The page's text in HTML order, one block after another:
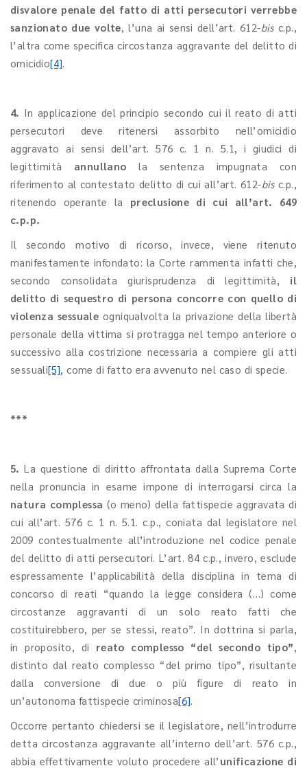
disvalore penale del fatto di atti persecutori verrebbe
sanzionato due volte, l’una ai sensi dell’art. 612-bisc.p.,
l’altra come specifica circostanza aggravante del delitto di
omicidio[4].
4. In applicazione del principio secondo cui il reato di atti
persecutori deve ritenersi assorbito nell’omicidio
aggravato ai sensi dell’art. 576 c. 1 n. 5.1, i giudici di
legittimità annullano la sentenza impugnata con
riferimento al contestato delitto di cui all’art. 612-bisc.p.,
ritenendo operante la preclusione di cui all’art. 649
c.p.p.
Il secondo motivo di ricorso, invece, viene ritenuto
manifestamente infondato: la Corte rammenta infatti che,
secondo consolidata giurisprudenza di legittimità, il
delitto di sequestro di persona concorre con quello di
violenza sessuale ogniqualvolta la privazione della libertà
personale della vittima si protragga nel tempo anteriore o
successivo alla costrizione necessaria a compiere gli atti
sessuali[5], come di fatto era avvenuto nel caso di specie.
***
5. La questione di diritto affrontata dalla Suprema Corte
nella pronuncia in esame impone di interrogarsi circa la
natura complessa (o meno) della fattispecie aggravata di
cui all’art. 576 c. 1 n. 5.1. c.p., coniata dal legislatore nel
2009 contestualmente all’introduzione nel codice penale
del delitto di atti persecutori. L’art. 84 c.p., invero, esclude
espressamente l’applicabilità della disciplina in tema di
concorso di reati “quando la legge considera (…) come
circostanze aggravanti di un solo reato fatti che
costituirebbero, per se stessi, reato”. In dottrina si parla,
in proposito, di reato complesso “del secondo tipo”,
distinto dal reato complesso “del primo tipo”, risultante
dalla conversione di due o più figure di reato in
un’autonoma fattispecie criminosa[6].
Occorre pertanto chiedersi se il legislatore, nell’introdurre
detta circostanza aggravante all’interno dell’art. 576 c.p.,
abbia effettivamente voluto procedere all’ unificazione di